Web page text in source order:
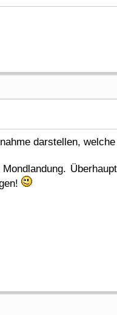
darstellen,